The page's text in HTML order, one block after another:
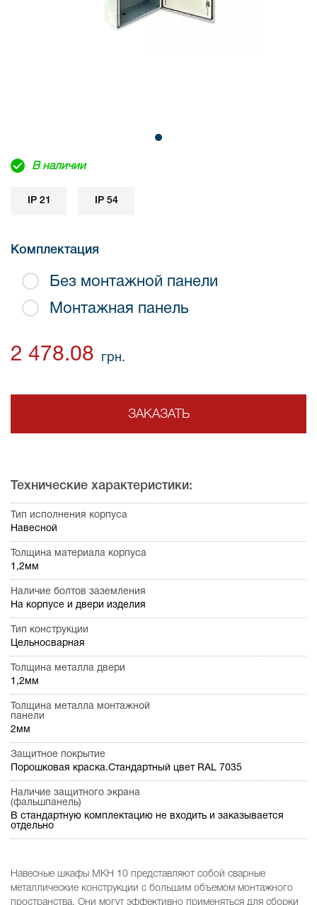
В наличии
IP 21 IP 54
Комплектация
Без монтажной панели
Монтажная панель
2 478.08 грн.
ЗАКАЗАТЬ
Технические характеристики:
Тип исполнения корпуса
Навесной
Толщина материала корпуса
1,2мм
Наличие болтов заземления
На корпусе и двери изделия
Тип конструкции
Цельносварная
Толщина металла двери
1,2мм
Толщина металла монтажной
панели
2мм
Защитное покрытие
Порошковая краска.Стандартный цвет RAL 7035
Наличие защитного экрана
(фальшпанель)
В стандартную комплектацию не входить и заказывается
отдельно
Навесные шкафы МКН 10 представляют собой сварные
металлические конструкции с большим объемом монтажного
пространства. Они могут эффективно применяться для сборки